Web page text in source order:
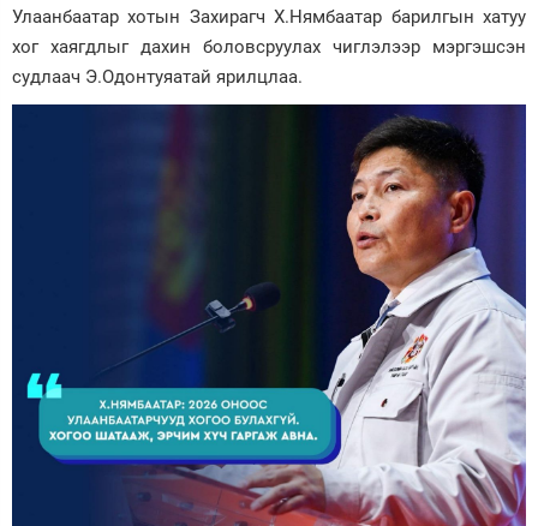
Улаанбаатар хотын Захирагч Х.Нямбаатар барилгын хатуу
хог хаягдлыг дахин боловсруулах чиглэлээр мэргэшсэн
судлаач Э.Одонтуяатай ярилцлаа.